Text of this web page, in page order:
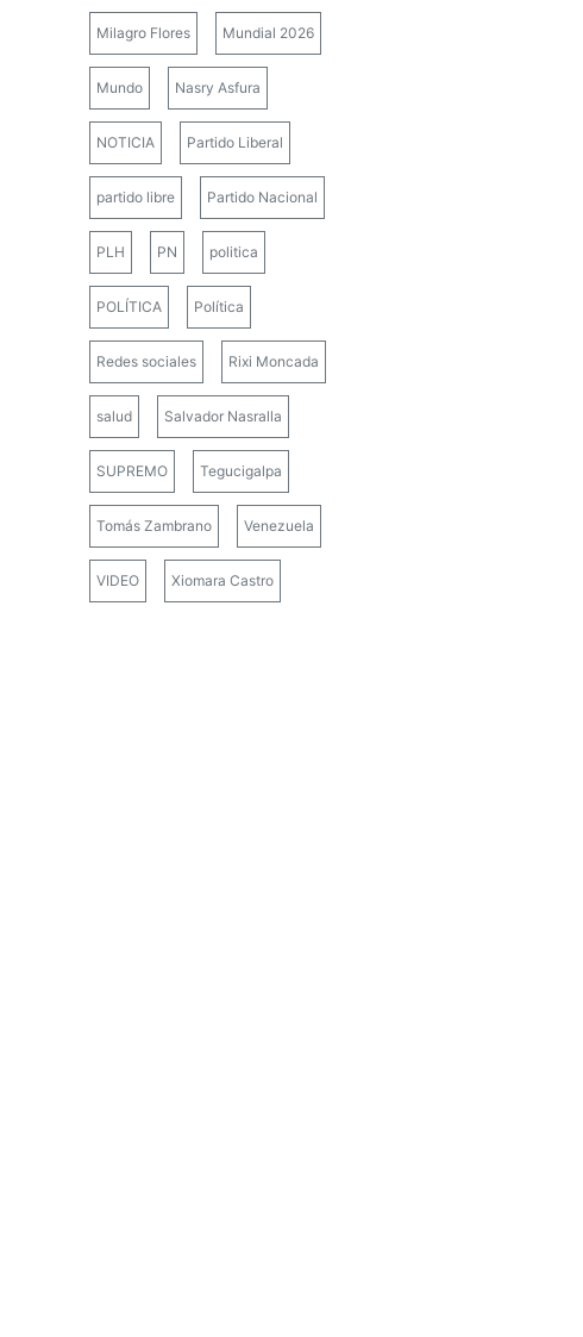
Milagro Flores Mundial 2026
Mundo Nasry Asfura
NOTICIA Partido Liberal
partido libre Partido Nacional
PLH PN politica
POLÍTICA Política
Redes sociales Rixi Moncada
salud Salvador Nasralla
SUPREMO Tegucigalpa
Tomás Zambrano Venezuela
VIDEO Xiomara Castro